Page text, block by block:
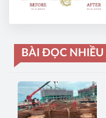
BÀI ĐỌC NHIỀU